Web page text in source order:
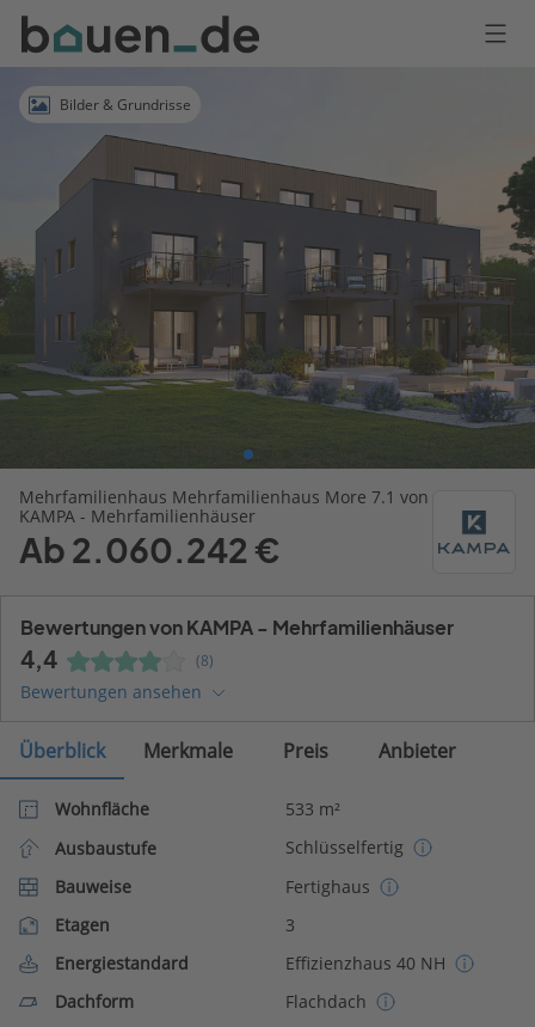
Bauen
Logo
AnmeldenBilder & Grundrisse
Mehrfamilienhaus Mehrfamilienhaus More 7.1 von
KAMPA - Mehrfamilienhäuser
Ab 2.060.242 €
Bewertungen von KAMPA - Mehrfamilienhäuser
4,4 (8)
Bewertungen ansehen
Überblick Merkmale Preis Anbieter
Wohnfläche
533 m²
Ausbaustufe
Schlüsselfertig
Bauweise
Fertighaus
Etagen
3
Energiestandard
Effizienzhaus 40 NH
Dachform
Flachdach